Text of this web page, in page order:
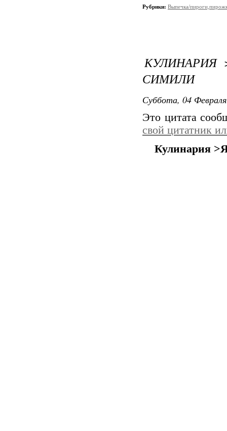
Рубрики: Выпечка/
КУЛИНАРИЯ
СИМИЛИ
Суббота, 04
Это цитата
свой цитатник
Кулинария